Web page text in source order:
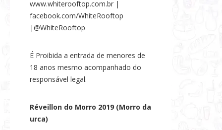
www.whiterooftop.com.br |
facebook.com/WhiteRooftop
|@WhiteRooftop
É Proibida a entrada de menores de
18 anos mesmo acompanhado do
responsável legal.
Réveillon do Morro 2019 (Morro da
urca)